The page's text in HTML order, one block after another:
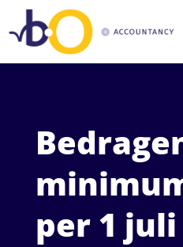
per 1 juli